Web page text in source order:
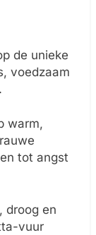
de unieke
voedzaam
warm,
tot angst
droog en
vuur